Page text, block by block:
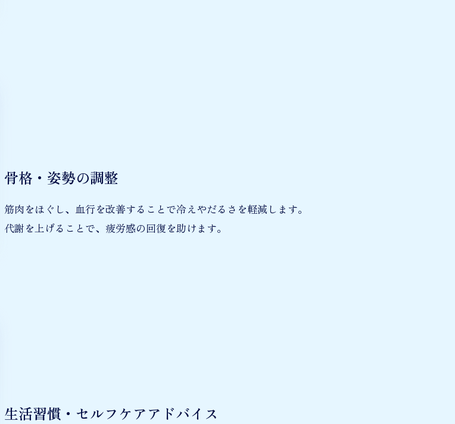
骨格・姿勢の調整
筋肉をほぐし、血行を改善することで冷えやだるさを軽減します。
代謝を上げることで、疲労感の回復を助けます。
生活習慣・セルフケアアドバイス